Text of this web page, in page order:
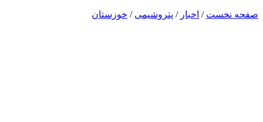
صفحه نخست / اخبار / پتروشیمی / خوزستان